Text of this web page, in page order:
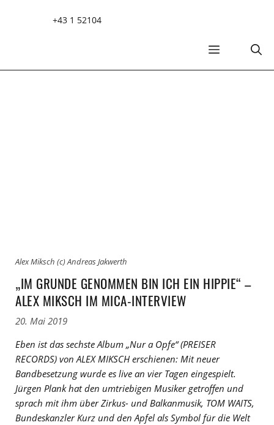
+43 1 52104
MENÜ
Alex Miksch (c) Andreas Jakwerth
„IM GRUNDE GENOMMEN BIN ICH EIN HIPPIE“ –
ALEX MIKSCH IM MICA-INTERVIEW
20. Mai 2019
Eben ist das sechste Album „Nur a Opfe“ (PREISER
RECORDS) von ALEX MIKSCH erschienen: Mit neuer
Bandbesetzung wurde es live an vier Tagen eingespielt.
Jürgen Plank hat den umtriebigen Musiker getroffen und
sprach mit ihm über Zirkus- und Balkanmusik, TOM WAITS,
Bundeskanzler Kurz und den Apfel als Symbol für die Welt